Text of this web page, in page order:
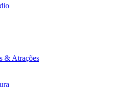
& Atrações